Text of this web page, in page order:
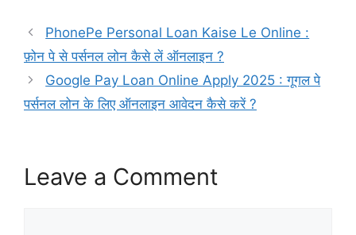
PhonePe Personal Loan Kaise Le Online :
फ़ोन पे से पर्सनल लोन कैसे लें ऑनलाइन ?
Google Pay Loan Online Apply 2025 : गूगल पे
पर्सनल लोन के लिए ऑनलाइन आवेदन कैसे करें ?
Leave a Comment